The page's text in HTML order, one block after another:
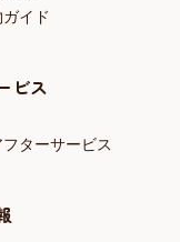
イド
ビス
ターサービス